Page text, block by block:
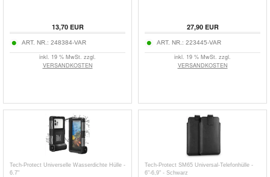
13,70EUR
ART. NR.: 248384-VAR
inkl. 19 % MwSt. zzgl.
VERSANDKOSTEN
27,90EUR
ART. NR.: 223445-VAR
inkl. 19 % MwSt. zzgl.
VERSANDKOSTEN
Tech-Protect Universelle Wasserdichte Hülle -
6.7"
Tech-Protect SM65 Universal-Telefonhülle -
6"-6,9" - Schwarz